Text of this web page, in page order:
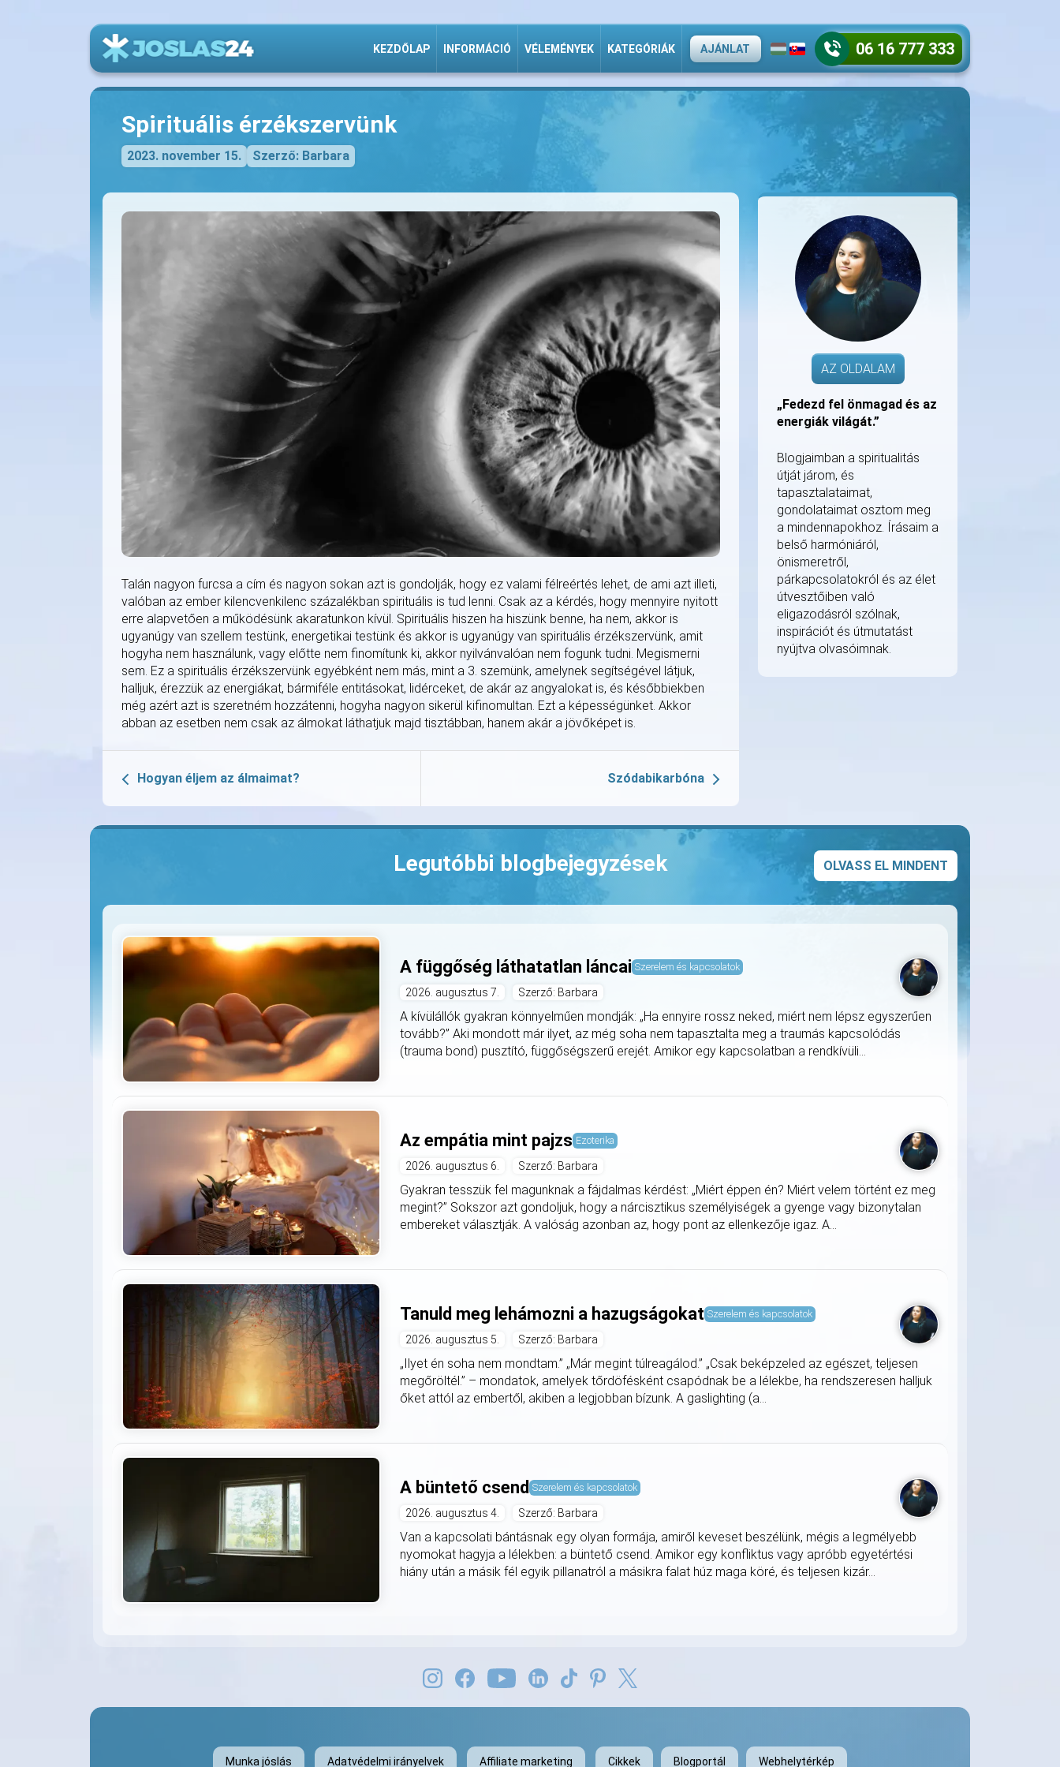
KEZDŐLAP INFORMÁCIÓ VÉLEMÉNYEK KATEGÓRIÁK AJÁNLAT 06 16 777 333
Spirituális érzékszervünk
2023. november 15. Szerző: Barbara
Talán nagyon furcsa a cím és nagyon sokan azt is gondolják, hogy ez valami félreértés lehet, de ami azt illeti,
valóban az ember kilencvenkilenc százalékban spirituális is tud lenni. Csak az a kérdés, hogy mennyire nyitott
erre alapvetően a működésünk akaratunkon kívül. Spirituális hiszen ha hiszünk benne, ha nem, akkor is
ugyanúgy van szellem testünk, energetikai testünk és akkor is ugyanúgy van spirituális érzékszervünk, amit
hogyha nem használunk, vagy előtte nem finomítunk ki, akkor nyilvánvalóan nem fogunk tudni. Megismerni
sem. Ez a spirituális érzékszervünk egyébként nem más, mint a 3. szemünk, amelynek segítségével látjuk,
halljuk, érezzük az energiákat, bármiféle entitásokat, lidérceket, de akár az angyalokat is, és későbbiekben
még azért azt is szeretném hozzátenni, hogyha nagyon sikerül kifinomultan. Ezt a képességünket. Akkor
abban az esetben nem csak az álmokat láthatjuk majd tisztábban, hanem akár a jövőképet is.
Hogyan éljem az álmaimat? Szódabikarbóna
AZ OLDALAM
„Fedezd fel önmagad és az
energiák világát.”
Blogjaimban a spiritualitás
útját járom, és
tapasztalataimat,
gondolataimat osztom meg
a mindennapokhoz. Írásaim a
belső harmóniáról,
önismeretről,
párkapcsolatokról és az élet
útvesztőiben való
eligazodásról szólnak,
inspirációt és útmutatást
nyújtva olvasóimnak.
Legutóbbi blogbejegyzések OLVASS EL MINDENT
A függőség láthatatlan láncai Szerelem és kapcsolatok
2026. augusztus 7. Szerző: Barbara
A kívülállók gyakran könnyelműen mondják: „Ha ennyire rossz neked, miért nem lépsz egyszerűen
tovább?” Aki mondott már ilyet, az még soha nem tapasztalta meg a traumás kapcsolódás
(trauma bond) pusztító, függőségszerű erejét. Amikor egy kapcsolatban a rendkívüli...
Az empátia mint pajzs Ezoterika
2026. augusztus 6. Szerző: Barbara
Gyakran tesszük fel magunknak a fájdalmas kérdést: „Miért éppen én? Miért velem történt ez meg
megint?” Sokszor azt gondoljuk, hogy a nárcisztikus személyiségek a gyenge vagy bizonytalan
embereket választják. A valóság azonban az, hogy pont az ellenkezője igaz. A...
Tanuld meg lehámozni a hazugságokat Szerelem és kapcsolatok
2026. augusztus 5. Szerző: Barbara
„Ilyet én soha nem mondtam.” „Már megint túlreagálod.” „Csak beképzeled az egészet, teljesen
megőröltél.” – mondatok, amelyek tőrdöfésként csapódnak be a lélekbe, ha rendszeresen halljuk
őket attól az embertől, akiben a legjobban bízunk. A gaslighting (a...
A büntető csend Szerelem és kapcsolatok
2026. augusztus 4. Szerző: Barbara
Van a kapcsolati bántásnak egy olyan formája, amiről keveset beszélünk, mégis a legmélyebb
nyomokat hagyja a lélekben: a büntető csend. Amikor egy konfliktus vagy apróbb egyetértési
hiány után a másik fél egyik pillanatról a másikra falat húz maga köré, és teljesen kizár...
Munka jóslás Adatvédelmi irányelvek Affiliate marketing Cikkek Blogportál Webhelytérkép